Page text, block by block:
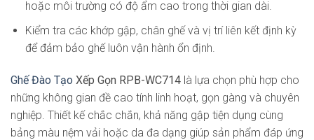
hoặc môi trường có độ ẩm cao trong thời gian dài.
Kiểm tra các khớp gập, chân ghế và vị trí liên kết định kỳ
để đảm bảo ghế luôn vận hành ổn định.
Ghế Đào Tạo Xếp Gọn RPB-WC714 là lựa chọn phù hợp cho
những không gian đề cao tính linh hoạt, gọn gàng và chuyên
nghiệp. Thiết kế chắc chắn, khả năng gập tiện dụng cùng
bảng màu nệm vải hoặc da đa dạng giúp sản phẩm đáp ứng